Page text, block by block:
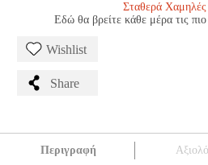
Σταθερά Χαμηλές
Εδώ θα βρείτε κάθε μέρα τις πιο
Wishlist
Share
Περιγραφή